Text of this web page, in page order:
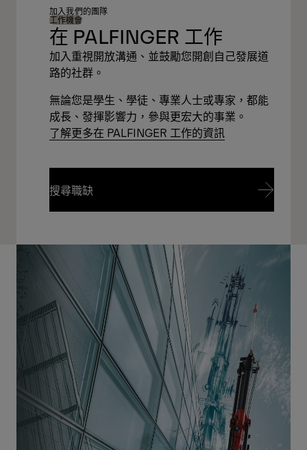
在 PALFINGER 工作
加入我們的團隊
工作機會
加入重視開放溝通、並鼓勵您開創自己發展道
路的社群。
無論您是學生、學徒、專業人士或專家，都能
成長、發揮影響力，參與更宏大的事業。
了解更多在 PALFINGER 工作的資訊
搜尋職缺